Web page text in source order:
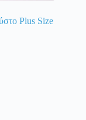
Plus Size